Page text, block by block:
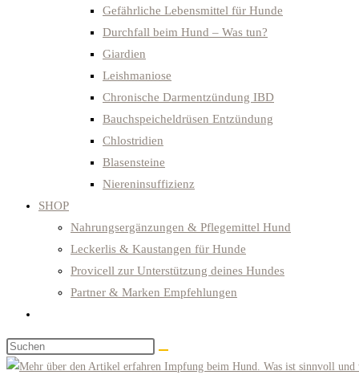
Gefährliche Lebensmittel für Hunde
Durchfall beim Hund – Was tun?
Giardien
Leishmaniose
Chronische Darmentzündung IBD
Bauchspeicheldrüsen Entzündung
Chlostridien
Blasensteine
Niereninsuffizienz
SHOP
Nahrungsergänzungen & Pflegemittel Hund
Leckerlis & Kaustangen für Hunde
Provicell zur Unterstützung deines Hundes
Partner & Marken Empfehlungen
umschalten
Diese
Website